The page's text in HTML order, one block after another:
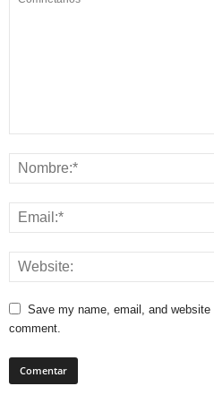
Save my name, email, and website
comment.